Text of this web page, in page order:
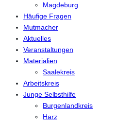
Magdeburg
Häufige Fragen
Mutmacher
Aktuelles
Veranstaltungen
Materialien
Saalekreis
Arbeitskreis
Junge Selbsthilfe
Burgenlandkreis
Harz